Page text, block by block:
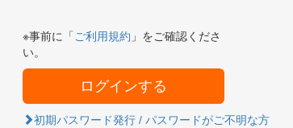
※事前に「 ご利用規約 」をご確認くださ
い。
ログインする
初期パスワード発行 / パスワードがご不明な方